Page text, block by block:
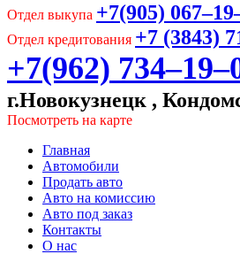
Отдел выкупа +7(905)
Отдел кредитования +7 (3843)
+7(962)
г.Новокузнецк ,
Посмотреть на карте
Главная
Автомобили
Продать авто
Авто на комиссию
Авто под заказ
Контакты
О нас